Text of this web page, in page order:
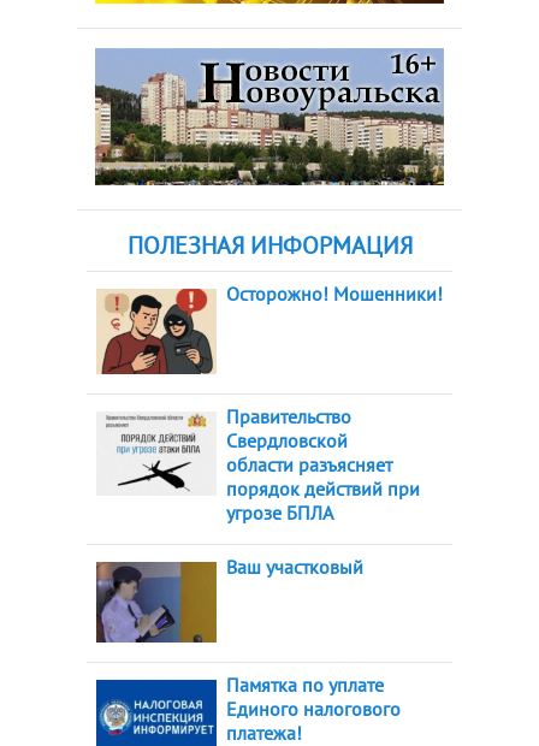
ПОЛЕЗНАЯ ИНФОРМАЦИЯ
Осторожно! Мошенники!
Правительство
Свердловской
области разъясняет
порядок действий при
угрозе БПЛА
Ваш участковый
Памятка по уплате
Единого налогового
платежа!